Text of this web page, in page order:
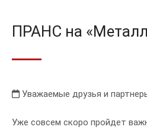
ПРАНС на
Уважаемые друзья и
Уже совсем скоро пройдет